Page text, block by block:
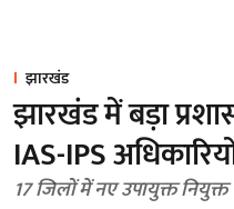
झारखंड
झारखंड में बड़ा
IAS-IPS
17 जिलों में नए उपायुक्त नियुक्त